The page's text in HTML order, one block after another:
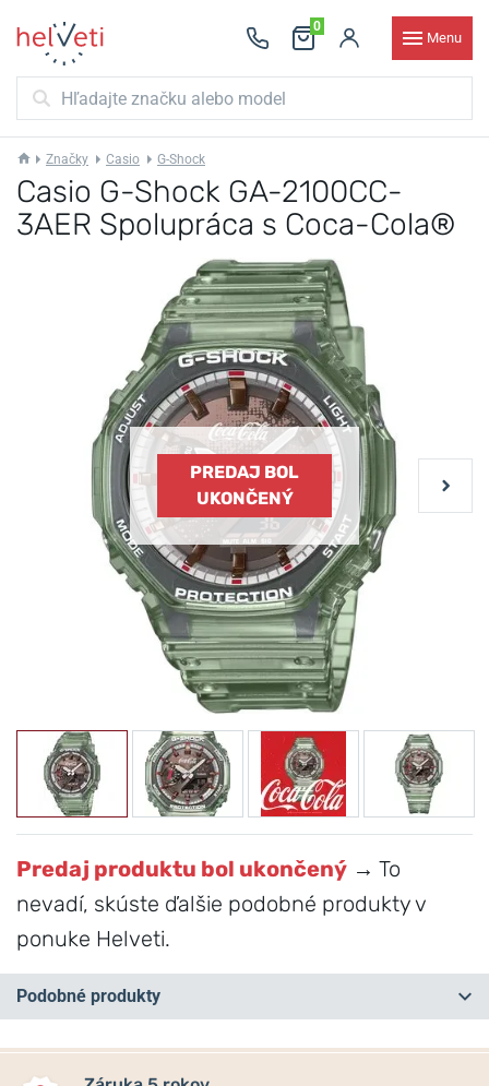
0
Menu
Značky Casio G-Shock
Casio G-Shock GA-2100CC-
3AER Spolupráca s Coca-Cola®
PREDAJ BOL
UKONČENÝ
Predaj produktu bol ukončený → To
nevadí, skúste ďalšie podobné produkty v
ponuke Helveti.
Podobné produkty